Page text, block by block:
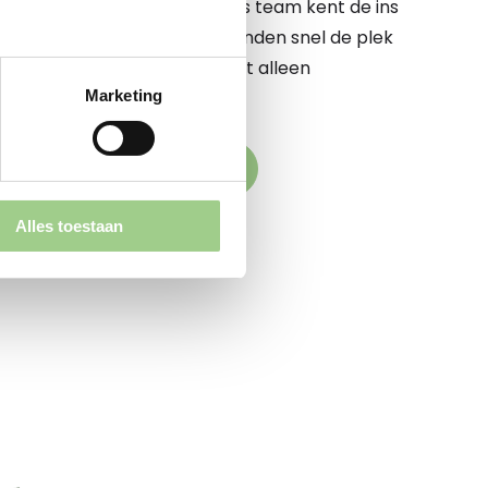
Marketing
Alles toestaan
begeleiden op dit pad. Ons team kent de ins
markt op zijn duimpje. We vinden snel de plek
werkgever elkaar niet alleen
versterken